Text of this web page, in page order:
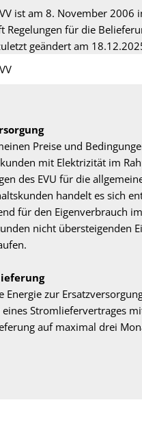
ist am 8. November 2006
Regelungen für die
geändert am
Preise und
mit Elektrizität im
des EVU für die
handelt es sich
für den Eigenverbrauch
nicht übersteigenden
Energie zur
eines Stromliefervertrages
auf maximal drei